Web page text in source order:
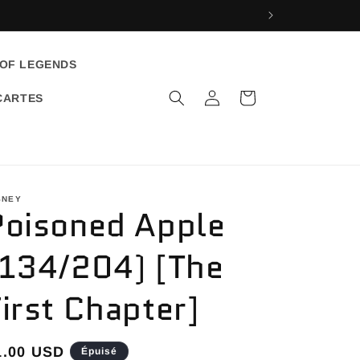
LEGENDS
ConnexionPanier
Apple
204) [The
Chapter]
USD Épuisé